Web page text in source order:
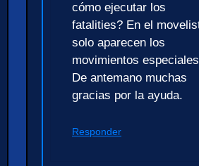
cómo ejecutar los
fatalities? En el
solo aparecen los
movimientos
De antemano muchas
gracias por la ayuda.
Responder